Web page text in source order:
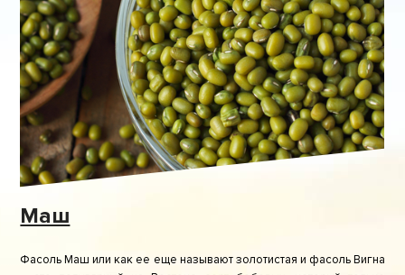
Маш
Фасоль Маш или как ее еще называют золотистая и фасоль Вигна